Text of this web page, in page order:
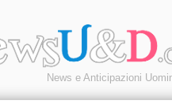
News e Anticipazioni